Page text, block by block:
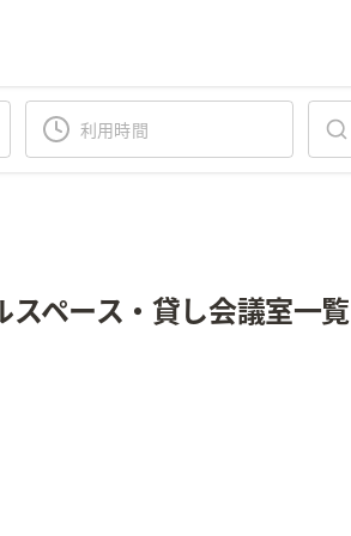
ペース・貸し会議室一覧